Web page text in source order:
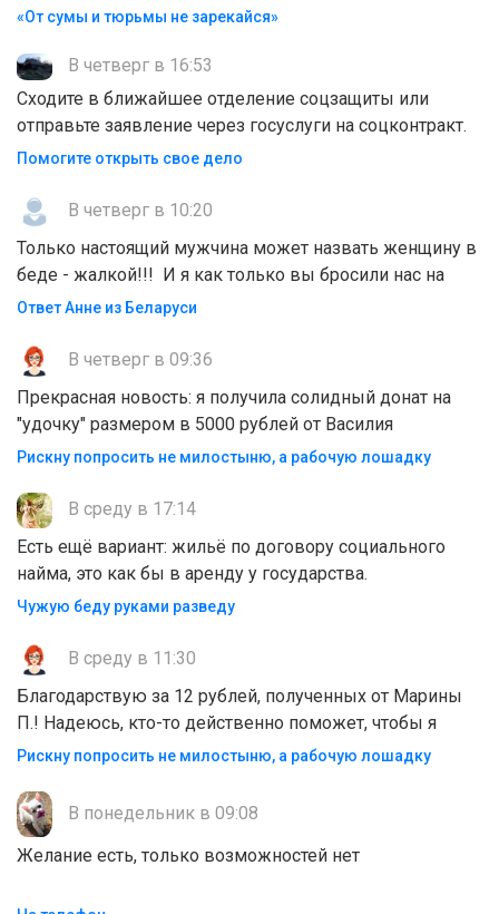
«От сумы и тюрьмы не зарекайся»
В четверг в 16:53
Сходите в ближайшее отделение соцзащиты или
отправьте заявление через госуслуги на соцконтракт.
Помогите открыть свое дело
В четверг в 10:20
Только настоящий мужчина может назвать женщину в
беде - жалкой!!! И я как только вы бросили нас на
Ответ Анне из Беларуси
В четверг в 09:36
Прекрасная новость: я получила солидный донат на
"удочку" размером в 5000 рублей от Василия
Рискну попросить не милостыню, а рабочую лошадку
В среду в 17:14
Есть ещё вариант: жильё по договору социального
найма, это как бы в аренду у государства.
Чужую беду руками разведу
В среду в 11:30
Благодарствую за 12 рублей, полученных от Марины
П.! Надеюсь, кто-то действенно поможет, чтобы я
Рискну попросить не милостыню, а рабочую лошадку
В понедельник в 09:08
Желание есть, только возможностей нет